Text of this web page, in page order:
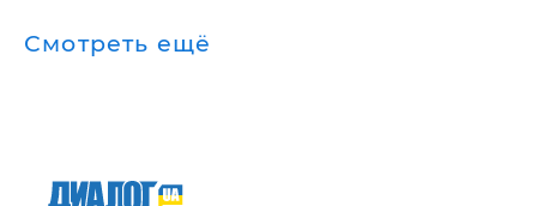
Смотреть ещё